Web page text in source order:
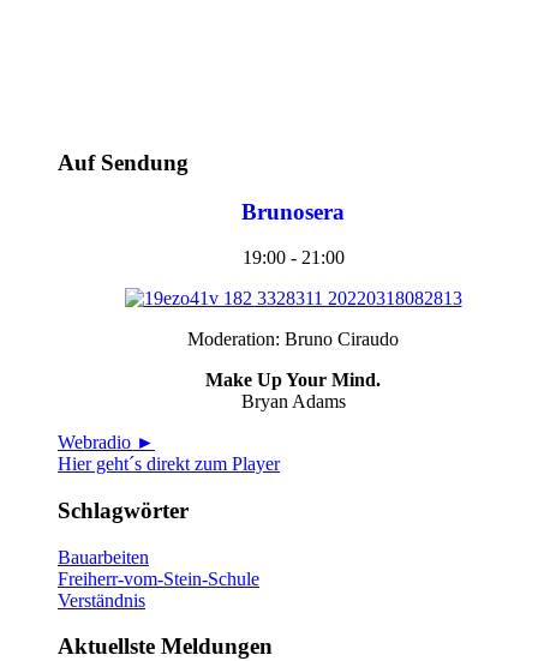
Auf Sendung
Brunosera
19:00 - 21:00
Moderation: Bruno Ciraudo
Make Up Your Mind.
Bryan Adams
Webradio ►
Hier geht´s direkt zum Player
Schlagwörter
Bauarbeiten
Freiherr-vom-Stein-Schule
Verständnis
Aktuellste Meldungen